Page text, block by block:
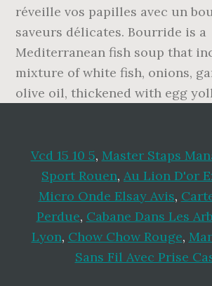
réveille vos papilles avec un
saveurs délicates. Bourride is a
Mediterranean fish soup that
mixture of white fish, onions,
olive oil, thickened with egg
Vcd 15 10 5, Master Staps
Sport Rouen, Au Lion D'or
Micro Onde Elsay Avis,
Perdue, Cabane Dans Les
Lyon, Chow Chow Rouge,
Sans Fil Avec Prise